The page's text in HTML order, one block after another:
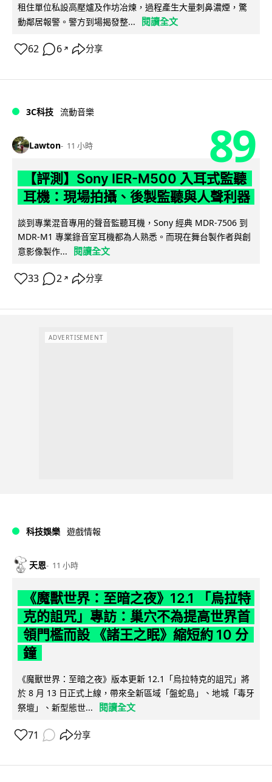
租住單位私設高壓爐及作坊冶煉，過程產生大量刺鼻濃煙，驚
動鄰居報警。警方到場揭發整...
閱讀全文
62 6 ↗ 分享
3C科技 流動音樂
Lawton 11 小時 89
【評測】Sony IER-M500 入耳式監聽
耳機：現場拍攝、後製監聽與人聲利器
談到專業混音專用的聲音監聽耳機，Sony 經典 MDR-7506 到
MDR-M1 專業錄音室耳機都為人熟悉。而現在舞台製作者與創
意影像製作...
閱讀全文
33 2 ↗ 分享
ADVERTISEMENT
科技娛樂 遊戲情報
天恩 11 小時
《魔獸世界：至暗之夜》12.1 「烏拉特
克的詛咒」專訪：巢穴不為提高世界首
領門檻而設 《諸王之眠》縮短約 10 分
鐘
《魔獸世界：至暗之夜》版本更新 12.1「烏拉特克的詛咒」將
於 8 月 13 日正式上線，帶來全新區域「盤蛇島」、地城「毒牙
祭壇」、新型態世...
閱讀全文
71 分享